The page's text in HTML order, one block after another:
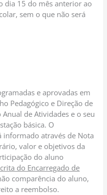
dia 15 do mês anterior ao
sem o que não será
e aprovadas em
Pedagógico e Direção de
de Atividades e o seu
básica. O
informado através de Nota
valor e objetivos da
do aluno
do Encarregado de
comparência do aluno,
a reembolso.